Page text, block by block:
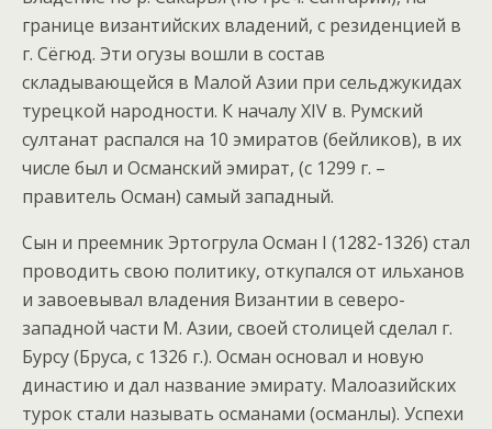
границе византийских владений, с резиденцией в
г. Сёгюд. Эти огузы вошли в состав
складывающейся в Малой Азии при сельджукидах
турецкой народности. К началу XIV в. Румский
султанат распался на 10 эмиратов (бейликов), в их
числе был и Османский эмират, (с 1299 г. –
правитель Осман) самый западный.
Сын и преемник Эртогрула Осман I (1282-1326) стал
проводить свою политику, откупался от ильханов
и завоевывал владения Византии в северо-
западной части М. Азии, своей столицей сделал г.
Бурсу (Бруса, с 1326 г.). Осман основал и новую
династию и дал название эмирату. Малоазийских
турок стали называть османами (османлы). Успехи